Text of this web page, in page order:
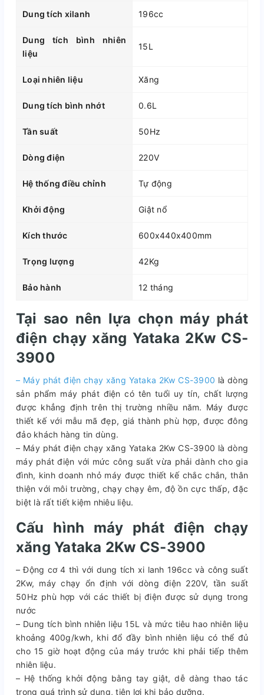
Dung tích xilanh 196cc
Dung tích bình nhiên
liệu
15L
Loại nhiên liệu Xăng
Dung tích bình nhớt 0.6L
Tần suất 50Hz
Dòng điện 220V
Hệ thống điều chỉnh Tự động
Khởi động Giật nổ
Kích thước 600x440x400mm
Trọng lượng 42Kg
Bảo hành 12 tháng
Tại sao nên lựa chọn máy phát
điện chạy xăng Yataka 2Kw CS-
3900
– Máy phát điện chạy xăng Yataka 2Kw CS-3900 là dòng
sản phẩm máy phát điện có tên tuổi uy tín, chất lượng
được khẳng định trên thị trường nhiều năm. Máy được
thiết kế với mẫu mã đẹp, giá thành phù hợp, được đông
đảo khách hàng tin dùng.
– Máy phát điện chạy xăng Yataka 2Kw CS-3900 là dòng
máy phát điện với mức công suất vừa phải dành cho gia
đình, kinh doanh nhỏ máy được thiết kế chắc chắn, thân
thiện với môi trường, chạy chạy êm, độ ồn cực thấp, đặc
biệt là rất tiết kiệm nhiêu liệu.
Cấu hình máy phát điện chạy
xăng Yataka 2Kw CS-3900
– Động cơ 4 thì với dung tích xi lanh 196cc và công suất
2Kw, máy chạy ổn định với dòng điện 220V, tần suất
50Hz phù hợp với các thiết bị điện được sử dụng trong
nước
– Dung tích bình nhiên liệu 15L và mức tiêu hao nhiên liệu
khoảng 400g/kwh, khi đổ đầy bình nhiên liệu có thể đủ
cho 15 giờ hoạt động của máy trước khi phải tiếp thêm
nhiên liệu.
– Hệ thống khởi động bằng tay giật, dễ dàng thao tác
trong quá trình sử dụng, tiện lợi khi bảo dưỡng.